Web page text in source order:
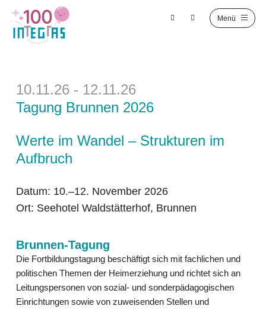
10.11.26 - 12.11.26
Tagung Brunnen 2026
Werte im Wandel – Strukturen im
Aufbruch
Datum: 10.–12. November 2026
Ort: Seehotel Waldstätterhof, Brunnen
Brunnen-Tagung
Die Fortbildungstagung beschäftigt sich mit fachlichen und
politischen Themen der Heimerziehung und richtet sich an
Leitungspersonen von sozial- und sonderpädagogischen
Einrichtungen sowie von zuweisenden Stellen und